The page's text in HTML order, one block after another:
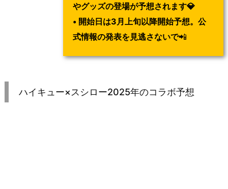
やグッズの登場が予想されます💎
• 開始日は3月上旬以降開始予想。公
式情報の発表を見逃さないで📲
ハイキュー×スシロー2025年のコラボ予想